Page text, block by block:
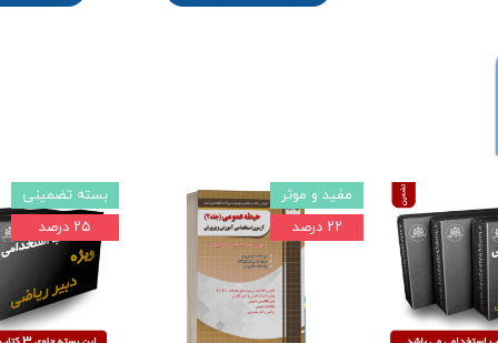
بسته تضمینی
۲۵ درصد
مفید و موثر
۲۲ درصد